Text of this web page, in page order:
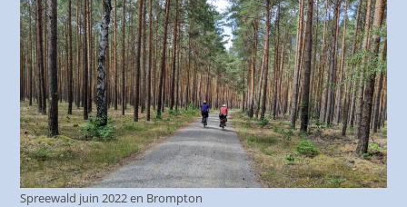
Spreewald juin 2022 en Brompton